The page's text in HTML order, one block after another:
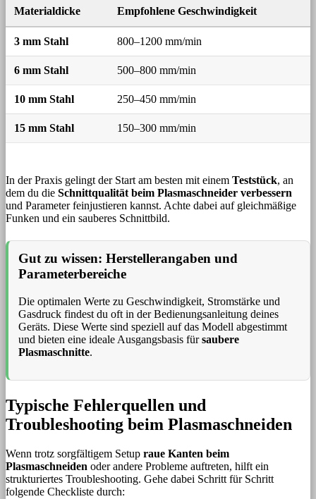
Materialdicke Empfohlene Geschwindigkeit
3 mm Stahl 800–1200 mm/min
6 mm Stahl 500–800 mm/min
10 mm Stahl 250–450 mm/min
15 mm Stahl 150–300 mm/min
In der Praxis gelingt der Start am besten mit einem Teststück, an
dem du die Schnittqualität beim Plasmaschneider verbessern
und Parameter feinjustieren kannst. Achte dabei auf gleichmäßige
Funken und ein sauberes Schnittbild.
Gut zu wissen: Herstellerangaben und
Parameterbereiche
Die optimalen Werte zu Geschwindigkeit, Stromstärke und
Gasdruck findest du oft in der Bedienungsanleitung deines
Geräts. Diese Werte sind speziell auf das Modell abgestimmt
und bieten eine ideale Ausgangsbasis fürsaubere
Plasmaschnitte.
Typische Fehlerquellen und
Troubleshooting beim Plasmaschneiden
Wenn trotz sorgfältigem Setup raue Kanten beim
Plasmaschneiden oder andere Probleme auftreten, hilft ein
strukturiertes Troubleshooting. Gehe dabei Schritt für Schritt
folgende Checkliste durch: